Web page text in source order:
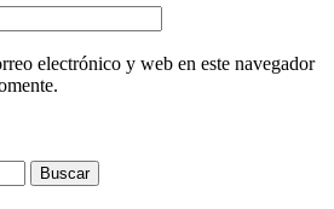
electrónico y web en este navegador